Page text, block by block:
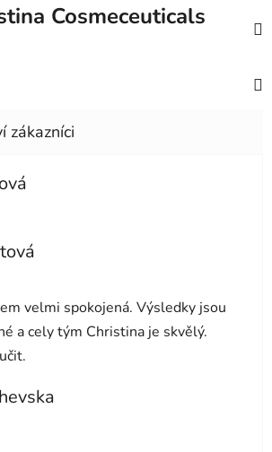
Cosmeceuticals
je 5 z 5 hvězdiček.
je 5 z 5 hvězdiček.
velmi spokojená. Výsledky jsou
a cely tým Christina je skvělý.
je 5 z 5 hvězdiček.